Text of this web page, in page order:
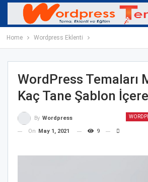
Home Wordpress Eklenti
WordPress Temaları
Kaç Tane Şablon
By Wordpress
On
May 1, 2021 9